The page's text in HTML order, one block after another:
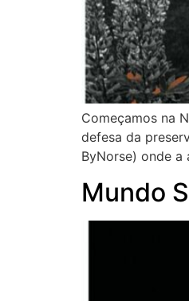
Começamos na
defesa da
ByNorse) onde
Mundo